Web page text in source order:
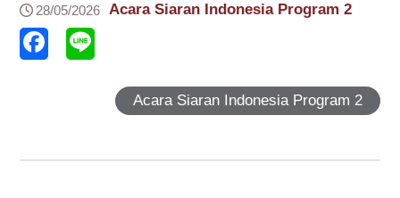
28/05/2026 Acara Siaran Indonesia Program 2
Acara Siaran Indonesia Program 2